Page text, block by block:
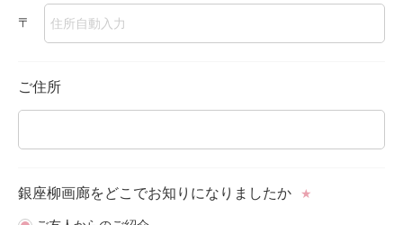
〒
ご住所
銀座柳画廊をどこでお知りになりましたか ★